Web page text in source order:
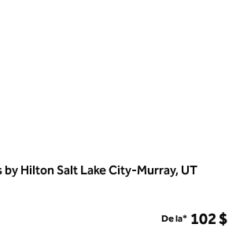
by Hilton Salt Lake City-Murray, UT
De la* 102 $